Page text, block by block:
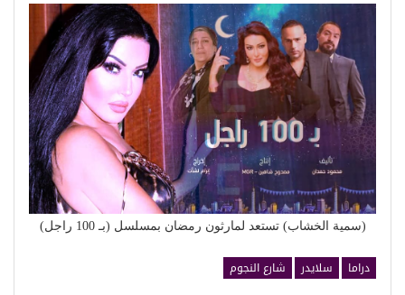
(سمية الخشاب) تستعد لمارثون رمضان بمسلسل (بـ 100 راجل)
دراما سلايدر
شارع النجوم